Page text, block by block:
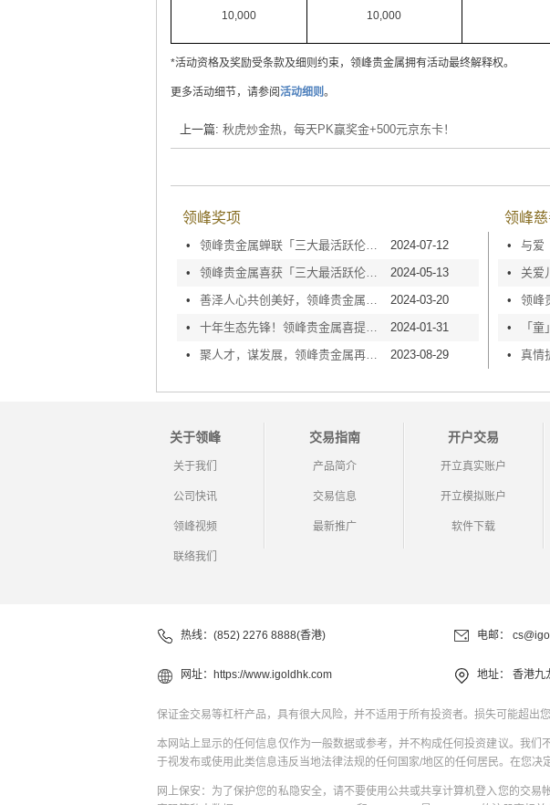
10,000 10,000
*活动资格及奖励受条款及细则约束，领峰贵金属拥有活动最终解释权。
更多活动细节，请参阅活动细则。
上一篇: 秋虎炒金热，每天PK赢奖金+500元京东卡！
领峰奖项
• 领峰贵金属蝉联「三大最活跃伦敦金/银交易商」，交易量飙涨再登榜！
2024-07-12
•
领峰贵金属喜获「三大最活跃伦敦金/银交易商」认证！交易量遥遥领先！
2024-05-13
•
2024-03-20
•
十年生态先锋！领峰贵金属喜提「10+绿色办公室」大奖认证
2024-01-31
•
聚人才，谋发展，领峰贵金属再获ERB「人才企业」嘉奖 2023-08-29
领峰
•
•
•
•
•
关于领峰
关于我们
公司快讯
领峰视频
联络我们
交易指南
产品简介
交易信息
最新推广
开户交易
开立真实账户
开立模拟账户
软件下载
热线：(852) 2276 8888(香港) 电邮：
网址： https://www.igoldhk.com 地址： 香港九
保证金交易等杠杆产品，具有很大风险，并不适用于所有投资者。损失可能超出
本网站上显示的任何信息仅作为一般数据或参考，并不构成任何投资建议。我
于视发布或使用此类信息违反当地法律法规的任何国家/地区的任何居民。在您
网上保安：为了保护您的私隐安全，请不要使用公共或共享计算机登入您的交